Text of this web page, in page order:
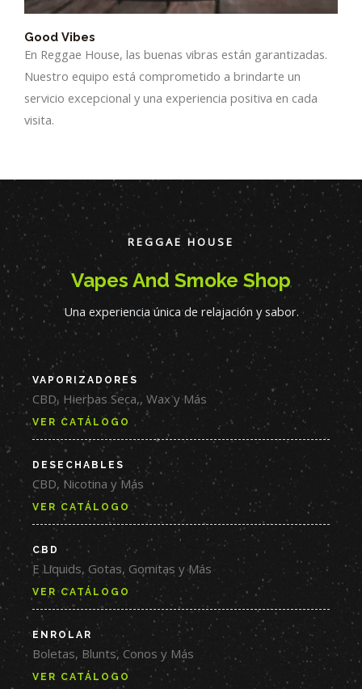
Good Vibes
En Reggae House, las buenas vibras están garantizadas.
Nuestro equipo está comprometido a brindarte un
servicio excepcional y una experiencia positiva en cada
visita.
REGGAE HOUSE
Vapes And Smoke Shop
Una experiencia única de relajación y sabor.
VAPORIZADORES
CBD, Hierbas Seca,, Wax y Más
VER CATÁLOGO
DESECHABLES
CBD, Nicotina y Más
VER CATÁLOGO
CBD
E Liquids, Gotas, Gomitas y Más
VER CATÁLOGO
ENROLAR
Boletas, Blunts, Conos y Más
VER CATÁLOGO